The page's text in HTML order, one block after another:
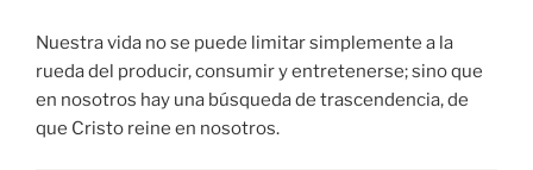
Nuestra vida no se puede limitar simplemente a la
rueda del producir, consumir y entretenerse; sino que
en nosotros hay una búsqueda de trascendencia, de
que Cristo reine en nosotros.